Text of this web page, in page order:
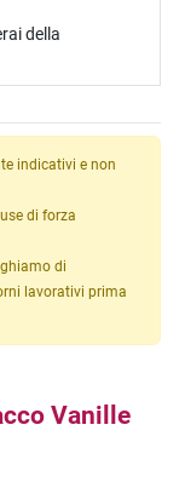
della
indicativi e non
di forza
di
lavorativi prima
Vanille